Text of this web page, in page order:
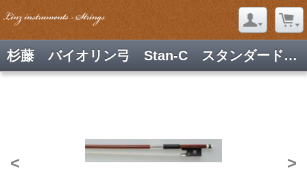
杉藤 バイオリン弓 Stan-C スタンダードシリーズ
< >